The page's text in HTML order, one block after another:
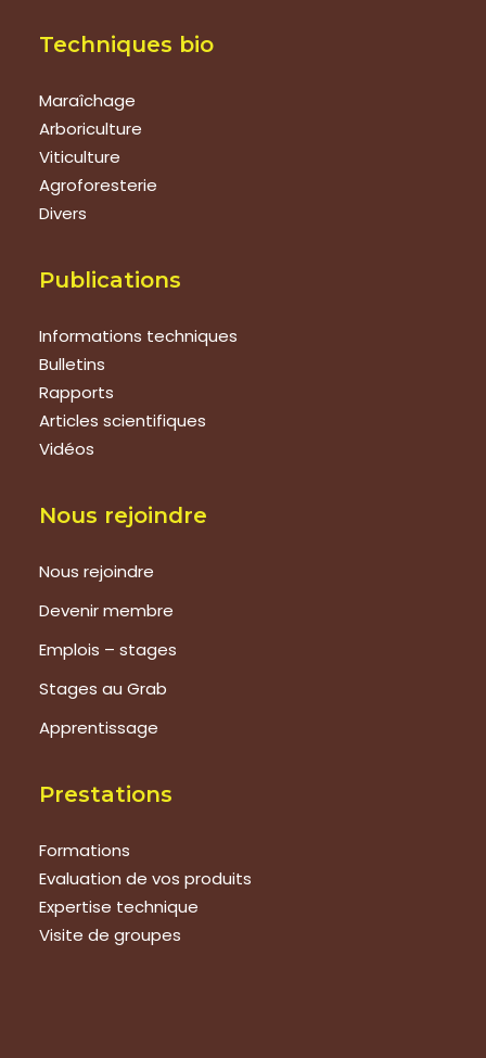
Techniques bio
Maraîchage
Arboriculture
Viticulture
Agroforesterie
Divers
Publications
Informations techniques
Bulletins
Rapports
Articles scientifiques
Vidéos
Nous rejoindre
Nous rejoindre
Devenir membre
Emplois – stages
Stages au Grab
Apprentissage
Prestations
Formations
Evaluation de vos produits
Expertise technique
Visite de groupes